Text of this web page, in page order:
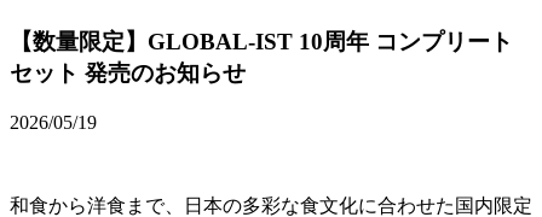
【数量限定】GLOBAL-IST 10周年 コンプリート
セット 発売のお知らせ
2026/05/19
和食から洋食まで、日本の多彩な食文化に合わせた国内限定